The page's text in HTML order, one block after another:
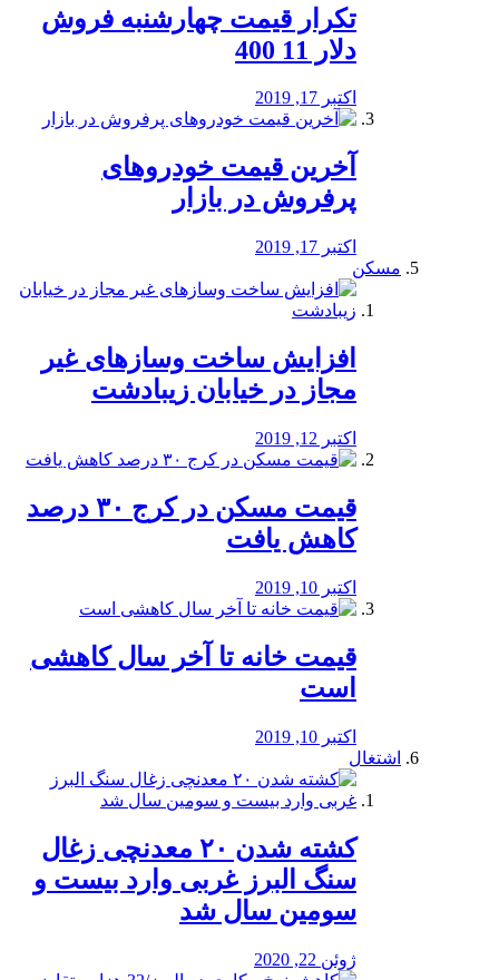
تکرار قیمت چهارشنبه فروش
دلار 11 400
اکتبر 17, 2019
آخرین قیمت خودرو‌های
پرفروش در بازار
اکتبر 17, 2019
مسکن
افزایش ساخت وسازهای غیر
مجاز در خیابان زیبادشت
اکتبر 12, 2019
️قیمت مسکن در کرج ۳۰ درصد
کاهش یافت
اکتبر 10, 2019
قیمت خانه تا آخر سال کاهشی
است
اکتبر 10, 2019
اشتغال
کشته شدن ۲۰ معدنچی زغال
سنگ البرز غربی وارد بیست و
سومین سال شد
ژوئن 22, 2020